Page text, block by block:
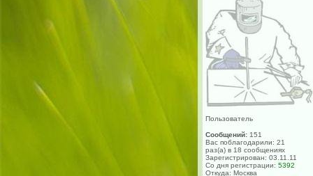
Пользователь
Сообщений: 151
Вас поблагодарили: 21
раз(а) в 18 сообщениях
Зарегистрирован: 03.11.11
Со дня регистрации: 5392
Откуда: Москва